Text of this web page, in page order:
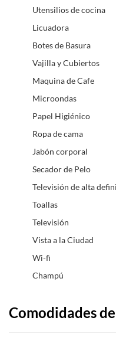
Utensilios de cocina
Licuadora
Botes de Basura
Vajilla y Cubiertos
Maquina de Cafe
Microondas
Papel Higiénico
Ropa de cama
Jabón corporal
Secador de Pelo
Televisión de alta
Toallas
Televisión
Vista a la Ciudad
Wi-fi
Champú
Comodidades